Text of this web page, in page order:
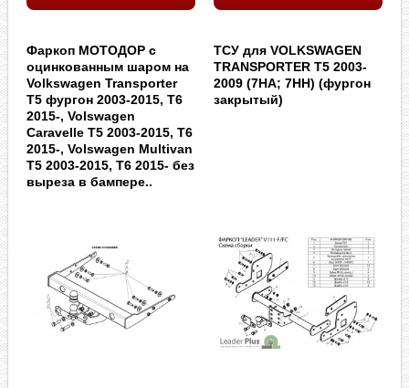
Фаркоп МОТОДОР с
оцинкованным шаром на
Volkswagen Transporter
T5 фургон 2003-2015, T6
2015-, Volswagen
Caravelle T5 2003-2015, T6
2015-, Volswagen Multivan
T5 2003-2015, T6 2015- без
выреза в бампере..
ТСУ для VOLKSWAGEN
TRANSPORTER T5 2003-
2009 (7HA; 7HH) (фургон
закрытый)